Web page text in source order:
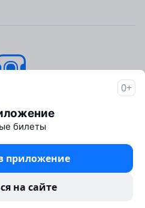
программа
0+
билеты
приложение
на сайте